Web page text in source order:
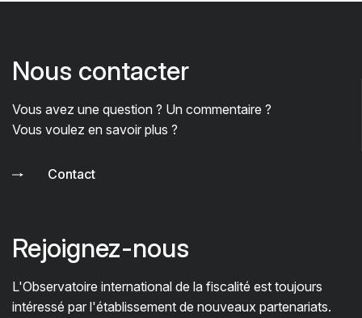
Nous contacter
Vous avez une question ? Un commentaire ?
Vous voulez en savoir plus ?
Contact
Rejoignez-nous
L'Observatoire international de la fiscalité est toujours
intéressé par l'établissement de nouveaux partenariats.